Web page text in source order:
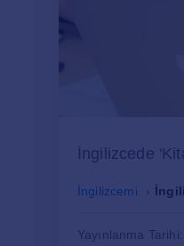
İngilizcede
İngilizcemi
Yayınlanma